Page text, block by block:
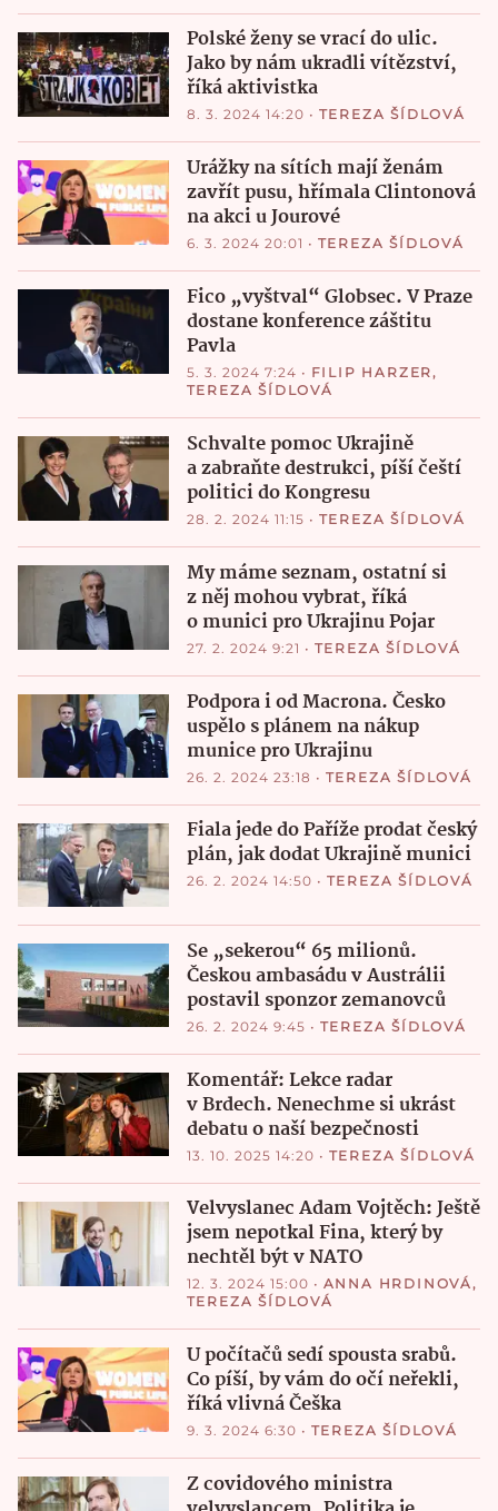
Polské ženy se vrací do ulic.
Jako by nám ukradli vítězství,
říká aktivistka
8. 3. 2024 14:20 • TEREZA ŠÍDLOVÁ
Urážky na sítích mají ženám
zavřít pusu, hřímala Clintonová
na akci u Jourové
6. 3. 2024 20:01 • TEREZA ŠÍDLOVÁ
Fico „vyštval“ Globsec. V Praze
dostane konference záštitu
Pavla
5. 3. 2024 7:24 • FILIP HARZER,
TEREZA ŠÍDLOVÁ
Schvalte pomoc Ukrajině
a zabraňte destrukci, píší čeští
politici do Kongresu
28. 2. 2024 11:15 • TEREZA ŠÍDLOVÁ
My máme seznam, ostatní si
z něj mohou vybrat, říká
o munici pro Ukrajinu Pojar
27. 2. 2024 9:21 • TEREZA ŠÍDLOVÁ
Podpora i od Macrona. Česko
uspělo s plánem na nákup
munice pro Ukrajinu
26. 2. 2024 23:18 • TEREZA ŠÍDLOVÁ
Fiala jede do Paříže prodat český
plán, jak dodat Ukrajině munici
26. 2. 2024 14:50 • TEREZA ŠÍDLOVÁ
Se „sekerou“ 65 milionů.
Českou ambasádu v Austrálii
postavil sponzor zemanovců
26. 2. 2024 9:45 • TEREZA ŠÍDLOVÁ
Komentář: Lekce radar
v Brdech. Nenechme si ukrást
debatu o naší bezpečnosti
13. 10. 2025 14:20 • TEREZA ŠÍDLOVÁ
Velvyslanec Adam Vojtěch: Ještě
jsem nepotkal Fina, který by
nechtěl být v NATO
12. 3. 2024 15:00 • ANNA HRDINOVÁ,
TEREZA ŠÍDLOVÁ
U počítačů sedí spousta srabů.
Co píší, by vám do očí neřekli,
říká vlivná Češka
9. 3. 2024 6:30 • TEREZA ŠÍDLOVÁ
Z covidového ministra